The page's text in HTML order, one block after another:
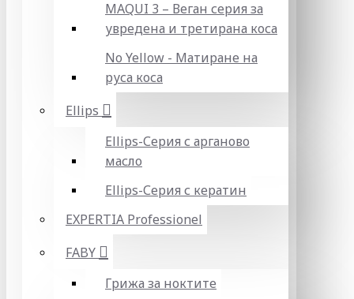
MAQUI 3 – Веган серия за
увредена и третирана коса
No Yellow - Матиране на
руса коса
Ellips
Ellips-Серия с арганово
масло
Ellips-Серия с кератин
EXPERTIA Professionel
FABY
Грижа за ноктите